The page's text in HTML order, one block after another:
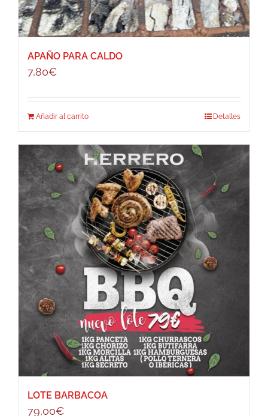
APAÑO PARA CALDO
7,80€
Añadir al carrito Detalles
LOTE BARBACOA
79,00€